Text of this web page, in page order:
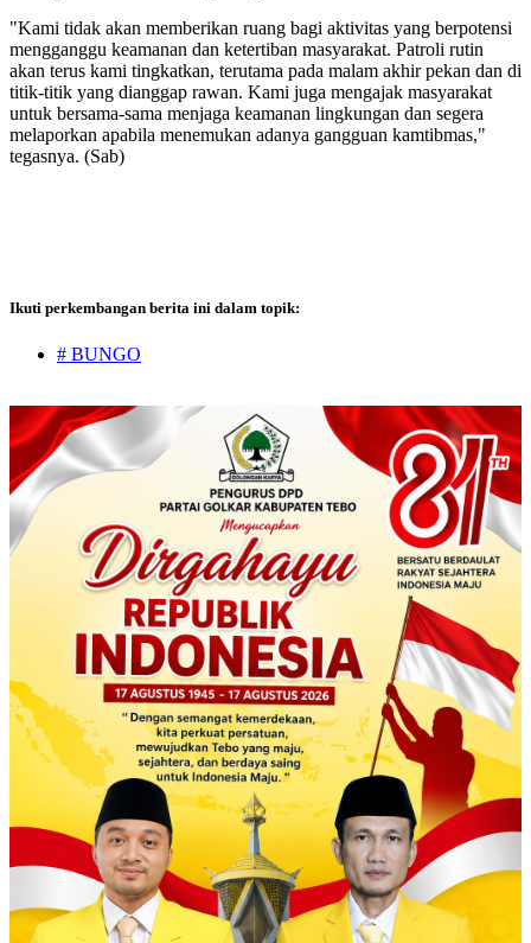
"Kami tidak akan memberikan ruang bagi aktivitas yang berpotensi
mengganggu keamanan dan ketertiban masyarakat. Patroli rutin
akan terus kami tingkatkan, terutama pada malam akhir pekan dan di
titik-titik yang dianggap rawan. Kami juga mengajak masyarakat
untuk bersama-sama menjaga keamanan lingkungan dan segera
melaporkan apabila menemukan adanya gangguan kamtibmas,"
tegasnya. (Sab)
Ikuti perkembangan berita ini dalam topik:
# BUNGO